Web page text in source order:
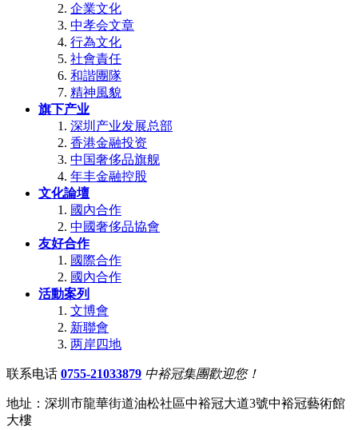
企業文化
中孝会文章
行為文化
社會責任
和諧團隊
精神風貌
旗下产业
深圳产业发展总部
香港金融投资
中国奢侈品旗舰
年丰金融控股
文化論壇
國內合作
中國奢侈品協會
友好合作
國際合作
國內合作
活動案列
文博會
新聯會
两岸四地
联系电话 0755-21033879 中裕冠集團歡迎您！
地址：深圳市龍華街道油松社區中裕冠大道3號中裕冠藝術館
大樓